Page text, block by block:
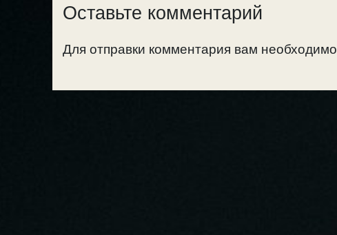
Оставьте комментарий
Для отправки комментария вам необходимо